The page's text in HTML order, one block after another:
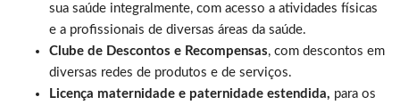
sua saúde integralmente, com acesso a atividades físicas
e a profissionais de diversas áreas da saúde.
Clube de Descontos e Recompensas, com descontos em
diversas redes de produtos e de serviços.
Licença maternidade e paternidade estendida, para os